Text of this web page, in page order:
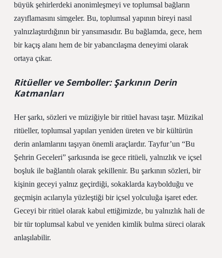
büyük şehirlerdeki anonimleşmeyi ve toplumsal bağların
zayıflamasını simgeler. Bu, toplumsal yapının bireyi nasıl
yalnızlaştırdığının bir yansımasıdır. Bu bağlamda, gece, hem
bir kaçış alanı hem de bir yabancılaşma deneyimi olarak
ortaya çıkar.
Ritüeller ve Semboller: Şarkının Derin
Katmanları
Her şarkı, sözleri ve müziğiyle bir ritüel havası taşır. Müzikal
ritüeller, toplumsal yapıları yeniden üreten ve bir kültürün
derin anlamlarını taşıyan önemli araçlardır. Tayfur’un “Bu
Şehrin Geceleri” şarkısında ise gece ritüeli, yalnızlık ve içsel
boşluk ile bağlantılı olarak şekillenir. Bu şarkının sözleri, bir
kişinin geceyi yalnız geçirdiği, sokaklarda kaybolduğu ve
geçmişin acılarıyla yüzleştiği bir içsel yolculuğa işaret eder.
Geceyi bir ritüel olarak kabul ettiğimizde, bu yalnızlık hali de
bir tür toplumsal kabul ve yeniden kimlik bulma süreci olarak
anlaşılabilir.